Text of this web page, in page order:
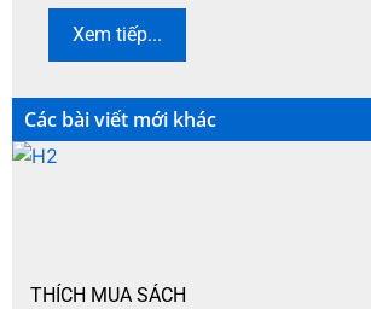
Xem tiếp...
Các bài viết mới khác
THÍCH MUA SÁCH